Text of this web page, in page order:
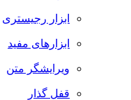
ابزار رجیستری
ابزارهای مفید
ویرایشگر متن
قفل گذار